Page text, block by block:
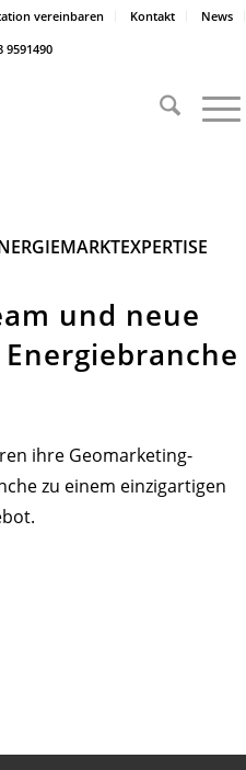
vereinbaren Kontakt
News
9591490
und neue
ihre Geomarketing-
zu einem einzigartigen